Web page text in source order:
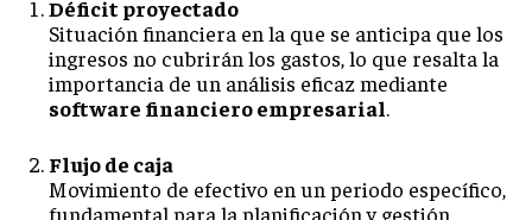
Déficit proyectado
Situación financiera en la que se anticipa que los
ingresos no cubrirán los gastos, lo que resalta la
importancia de un análisis eficaz mediante
software financiero empresarial.
Flujo de caja
Movimiento de efectivo en un periodo específico,
fundamental para la planificación y gestión